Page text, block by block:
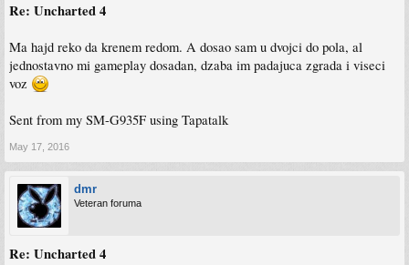
Re: Uncharted 4
Ma hajd reko da krenem redom. A dosao sam u dvojci do pola, al
jednostavno mi gameplay dosadan, dzaba im padajuca zgrada i viseci
voz
Sent from my SM-G935F using Tapatalk
May 17, 2016
dmr
Veteran foruma
Re: Uncharted 4